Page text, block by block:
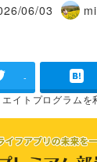
06/03
著
-
エイトプログラムを